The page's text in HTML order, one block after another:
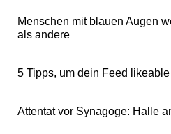
Menschen mit blauen Augen
als andere
5 Tipps, um dein Feed
Attentat vor Synagoge: Halle